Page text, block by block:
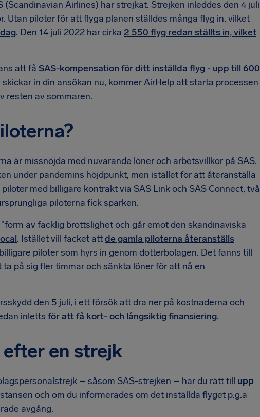
Airlines) har strejkat. Strejken inleddes den 4 juli
Utan piloter för att flyga planen ställdes många flyg in, vilket
. Den 14 juli 2022 har cirka 2 550 flyg redan ställts in, vilket
att få SAS-kompensation för ditt inställda flyg - upp till 600
in din ansökan nu, kommer AirHelp att starta processen
resten av sommaren.
är missnöjda med nuvarande löner och arbetsvillkor på SAS.
under pandemins höjdpunkt, men istället för att återanställa
med billigare kontrakt via SAS Link och SAS Connect, två
piloterna fick sparken.
av facklig brottslighet och går emot den skandinaviska
. Istället vill facket attde gamla piloterna återanställs
piloter som hyrs in genom dotterbolagen. Det fanns till
på sig fler timmar och sänkta löner för att nå en
den 5 juli, i ett försök att dra ner på kostnaderna och
inletts för att få kort- och långsiktig finansiering.
en strejk
– såsom SAS-strejken – har du rätt till upp
och om du informerades om det inställda flyget p.g.a
avgång.